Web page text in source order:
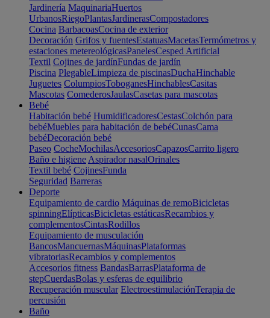
Jardinería MaquinariaHuertos
UrbanosRiegoPlantasJardinerasCompostadores
Cocina BarbacoasCocina de exterior
Decoración Grifos y fuentesEstatuasMacetasTermómetros y
estaciones metereológicasPanelesCesped Artificial
Textil Cojines de jardínFundas de jardín
Piscina PlegableLimpieza de piscinasDuchaHinchable
Juguetes ColumpiosToboganesHinchablesCasitas
Mascotas ComederosJaulasCasetas para mascotas
Bebé
Habitación bebé HumidificadoresCestasColchón para
bebéMuebles para habitación de bebéCunasCama
bebéDecoración bebé
Paseo CocheMochilasAccesoriosCapazosCarrito ligero
Baño e higiene Aspirador nasalOrinales
Textil bebé CojinesFunda
Seguridad Barreras
Deporte
Equipamiento de cardio Máquinas de remoBicicletas
spinningElípticasBicicletas estáticasRecambios y
complementosCintasRodillos
Equipamiento de musculación
BancosMancuernasMáquinasPlataformas
vibratoriasRecambios y complementos
Accesorios fitness BandasBarrasPlataforma de
stepCuerdasBolas y esferas de equilibrio
Recuperación muscular ElectroestimulaciónTerapia de
percusión
Baño